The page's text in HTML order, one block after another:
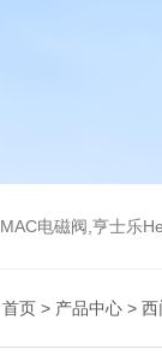
MAC电磁阀,亨士乐Hengslter编码器，
首页 > 产品中心 > 西